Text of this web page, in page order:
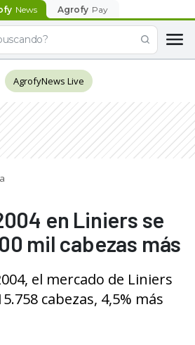
News Agrofy Pay
AgrofyNews Live
en Liniers se
mil cabezas más
el mercado de Liniers
cabezas, 4,5% más